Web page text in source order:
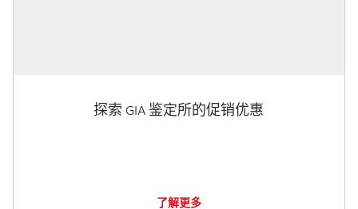
探索 GIA 鉴定所的促销优惠
了解更多